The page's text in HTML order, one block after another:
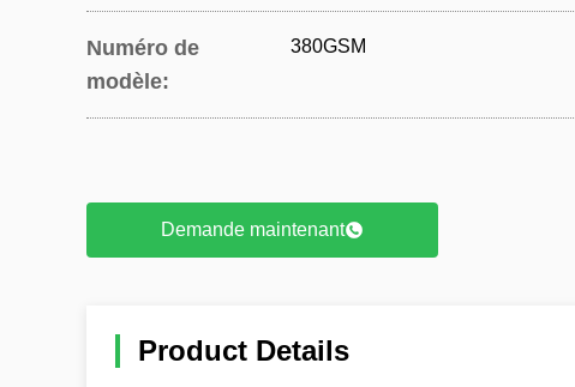
Numéro de
modèle:
380GSM
Demande maintenant
Product Details